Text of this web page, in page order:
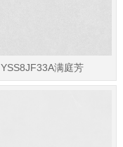
YSS8JF33A满庭芳